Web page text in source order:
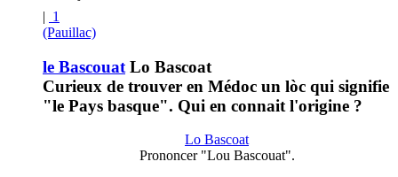
| 1
(Pauillac)
le Bascouat Lo Bascoat
Curieux de trouver en Médoc un lòc qui signifie
"le Pays basque". Qui en connait l'origine ?
Lo Bascoat
Prononcer "Lou Bascouat".